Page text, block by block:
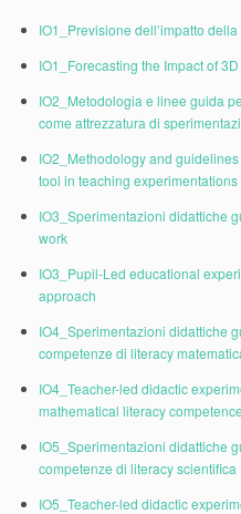
IO1_Previsione dell’impatto
IO1_Forecasting the Impact of
IO2_Metodologia e linee guida
come attrezzatura di
IO2_Methodology and
tool in teaching
IO3_Sperimentazioni didattiche
work
IO3_Pupil-Led educational
approach
IO4_Sperimentazioni didattiche
competenze di literacy
IO4_Teacher-led didactic
mathematical literacy
IO5_Sperimentazioni didattiche
competenze di literacy scientifica
IO5_Teacher-led didactic